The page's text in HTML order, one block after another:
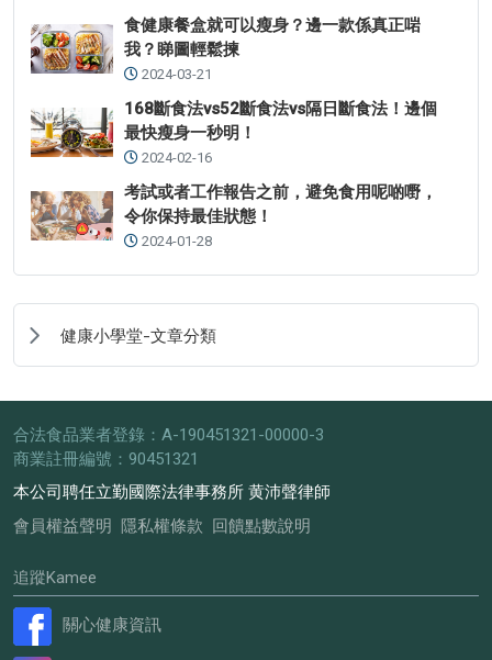
食健康餐盒就可以瘦身？邊一款係真正啱
我？睇圖輕鬆揀
2024-03-21
168斷食法vs52斷食法vs隔日斷食法！邊個
最快瘦身一秒明！
2024-02-16
考試或者工作報告之前，避免食用呢啲嘢，
令你保持最佳狀態！
2024-01-28
健康小學堂-文章分類
合法食品業者登錄：A-190451321-00000-3
商業註冊編號：90451321
本公司聘任立勤國際法律事務所 黄沛聲律師
會員權益聲明
隱私權條款 回饋點數說明
追蹤Kamee
關心健康資訊